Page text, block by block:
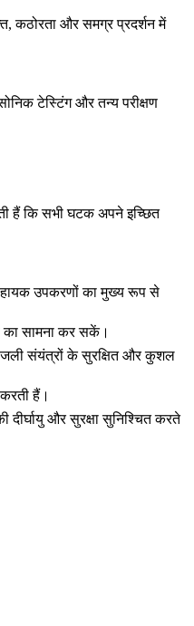
कठोरता और समग्र प्रदर्शन में
टेस्टिंगऔरतन्य परीक्षण
हैं कि सभी घटक अपने इच्छित
सहायक उपकरणों का मुख्य रूप से
का सामना कर सकें।
संयंत्रों के सुरक्षित और कुशल
हैं।
दीर्घायु और सुरक्षा सुनिश्चित करते